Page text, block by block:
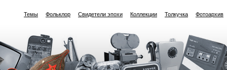
Темы Фольклор Свидетели эпохи Коллекции Толкучка Фотоархив